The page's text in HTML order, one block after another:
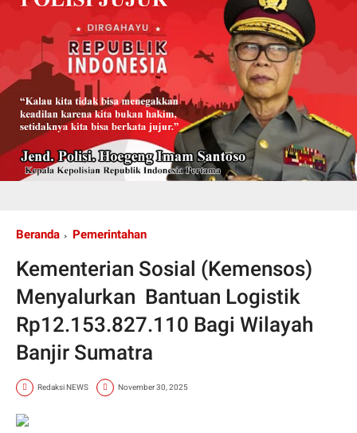
Beranda Pemerintahan
Kementerian Sosial (Kemensos)
Menyalurkan Bantuan Logistik
Rp12.153.827.110 Bagi Wilayah
Banjir Sumatra
Redaksi NEWS November 30, 2025